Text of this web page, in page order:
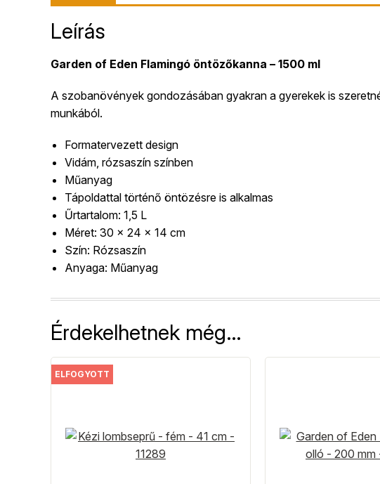
Leírás
Garden of Eden Flamingó öntözőkanna – 1500 ml
A szobanövények gondozásában gyakran a gyerekek is
munkából.
Formatervezett design
Vidám, rózsaszín színben
Műanyag
Tápoldattal történő öntözésre is alkalmas
Űrtartalom: 1,5 L
Méret: 30 x 24 x 14 cm
Szín: Rózsaszín
Anyaga: Műanyag
Érdekelhetnek még…
ELFOGYOTT